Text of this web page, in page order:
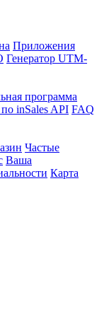
Приложения
Генератор UTM-
программа
inSales API FAQ
Частые
Ваша
Карта